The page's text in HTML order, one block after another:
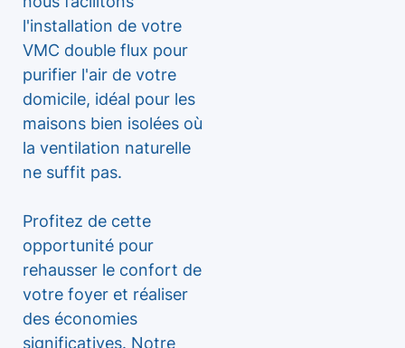
l'installation de votre
VMC double flux pour
purifier l'air de votre
domicile, idéal pour les
maisons bien isolées où
la ventilation naturelle
ne suffit pas.
Profitez de cette
opportunité pour
rehausser le confort de
votre foyer et réaliser
des économies
significatives. Notre